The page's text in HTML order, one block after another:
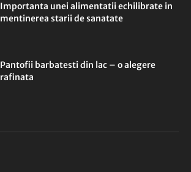
Importanta unei alimentatii echilibrate in
mentinerea starii de sanatate
Pantofii barbatesti din lac – o alegere
rafinata